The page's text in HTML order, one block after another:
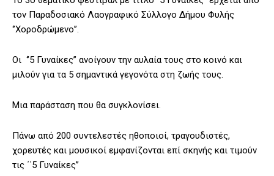
τον Παραδοσιακό Λαογραφικό Σύλλογο Δήμου Φυλής
‘’Χοροδρώμενο’’.
Οι ‘’5 Γυναίκες’’ ανοίγουν την αυλαία τους στο κοινό και
μιλούν για τα 5 σημαντικά γεγονότα στη ζωής τους.
Μια παράσταση που θα συγκλονίσει.
Πάνω από 200 συντελεστές ηθοποιοί, τραγουδιστές,
χορευτές και μουσικοί εμφανίζονται επί σκηνής και τιμούν
τις ΄΄5 Γυναίκες’’